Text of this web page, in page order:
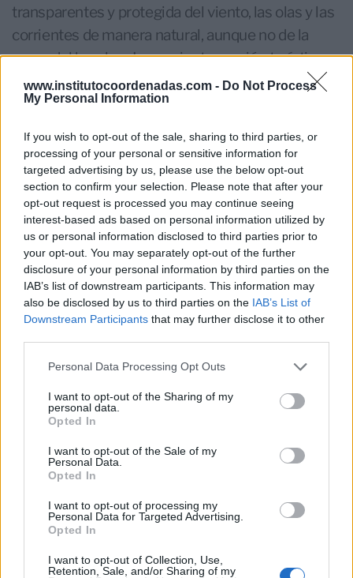
www.institutocoordenadas.com - Do Not Process
My Personal Information
If you wish to opt-out of the sale, sharing to third parties, or
processing of your personal or sensitive information for
targeted advertising by us, please use the below opt-out
section to confirm your selection. Please note that after your
opt-out request is processed you may continue seeing
interest-based ads based on personal information utilized by
us or personal information disclosed to third parties prior to
your opt-out. You may separately opt-out of the further
disclosure of your personal information by third parties on the
IAB’s list of downstream participants. This information may
also be disclosed by us to third parties on the IAB’s List of
Downstream Participants that may further disclose it to other
Personal Data Processing Opt Outs
I want to opt-out of the Sharing of my
personal data.
Opted In
I want to opt-out of the Sale of my
Personal Data.
Opted In
I want to opt-out of processing my
Personal Data for Targeted Advertising.
Opted In
I want to opt-out of Collection, Use,
Retention, Sale, and/or Sharing of my
transparentes y protegida del viento, las olas y las
corrientes de manera natural, aunque no de la
mano del hombre. La creciente presión turística
de los últimos años está poniendo en riesgo el
valor natural de un ecosistema muy escaso del
Caleta de Maro, Nerja (Andalucía)
A cuatro kilómetros de Nerja, le protege del
creciente turismo el hecho de que el acceso a esta
playa es demasiado malo, largo y empinado. Un
hecho que no le ha librado de ser invadida en el
pasado para realizar acampadas nocturnas en ella,
a pesar de que la Ordenanza Municipal del Uso y
Disfrute de las Playas de Nerja no permite que se
GOBERNANZA Y ECONOMIA APLICADA
interacción entre gobernanza y economía aplicada
para avanzar en constructivo y en decisivo sobre el
trinomio: bienestar social, progreso económico y
sostenibilidad ambiental; en pleno entorno
evolutivo sin precedentes desde finales del Siglo